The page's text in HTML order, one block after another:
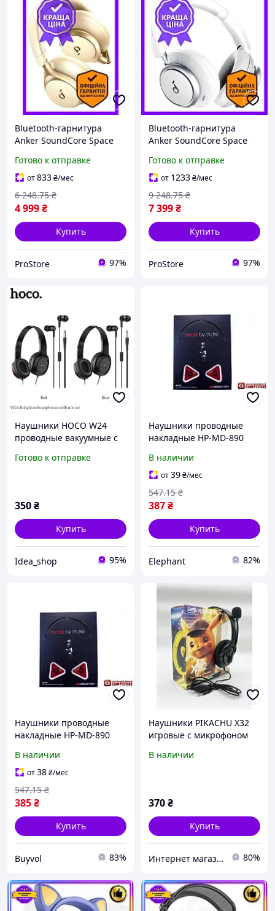
Bluetooth-гарнитура
Anker SoundCore Space
прослушивания музыки с
шумоподавлением 98%
Готово к отправке
от833₴/мес
4 999₴
6 248.75 ₴
Купить
ProStore 97%
Bluetooth-гарнитура
Anker SoundCore Space
прослушивания музыки с
активным
шумоподавлением 55
часов
Готово к отправке
от 1233₴/мес
7 399₴
9 248.75 ₴
Купить
ProStore 97%
Наушники HOCO W24
проводные вакуумные с
вкладыши голубые BUV
Готово к отправке
350₴
Купить
Idea_shop 95%
Наушники проводные
накладные HP-MD-890
кабель высокое качество
звука EPT
В наличии
от39₴/мес
387₴
547.15 ₴
Купить
Elephant 82%
Наушники проводные
накладные HP-MD-890
кабель высокое качество
звука BUV
В наличии
от38₴/мес
385₴
547.15 ₴
Купить
Buyvol 83%
Наушники PIKACHU X32
игровые с микрофоном
игрового звука
В наличии
370₴
Купить
Интернет магазин «БЕЗ НАКРУТОК» 80%